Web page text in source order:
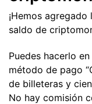
¡Hemos
saldo de
Puedes hacerlo
método de pago
de billeteras y
No hay comisión